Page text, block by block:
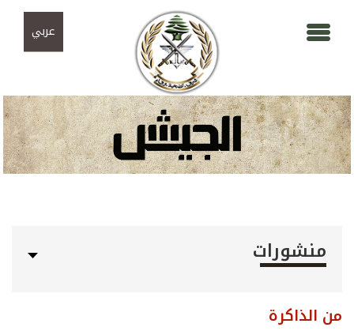
عربي
منشورات
من الذاكرة